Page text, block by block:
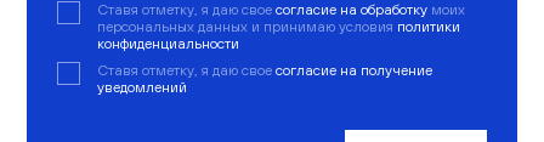
Ставя отметку, я даю свое согласие на обработку моих
персональных данных и принимаю условия политики
конфиденциальности
Ставя отметку, я даю свое согласие на получение
уведомлений